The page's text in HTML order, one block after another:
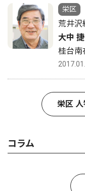
栄区
荒井沢
大中
桂台
栄区
コラム